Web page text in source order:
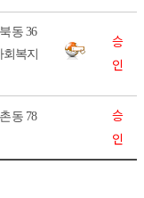
동 36
복지
승
인
동 78
승
인